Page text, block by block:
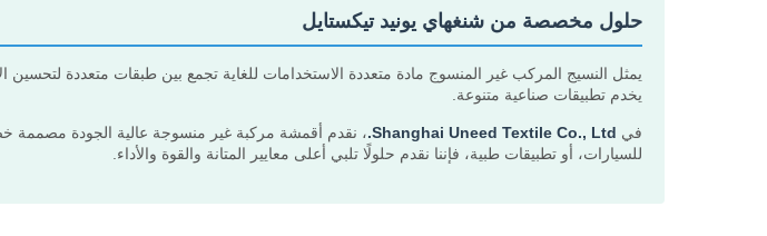
حلول مخصصة من شنغهاي يونيد تيكستايل
يمثل النسيج المركب غير المنسوج مادة متعددة الاستخدامات للغاية تجمع بين طبقات متعددة
يخدم تطبيقات صناعية متنوعة.
في Shanghai Uneed Textile Co., Ltd. ، نقدم أقمشة مركبة غير منسوجة عالية الجودة مصممة
للسيارات، أو تطبيقات طبية، فإننا نقدم حلولًا تلبي أعلى معايير المتانة والقوة والأداء.